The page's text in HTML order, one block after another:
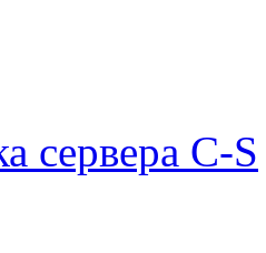
сервера C-S